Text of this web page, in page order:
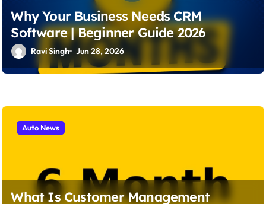
Why Your Business Needs CRM
Software | Beginner Guide 2026
Ravi Singh Jun 28, 2026
Auto News
What Is Customer Management